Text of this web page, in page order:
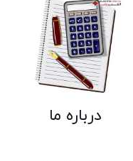
درباره ما